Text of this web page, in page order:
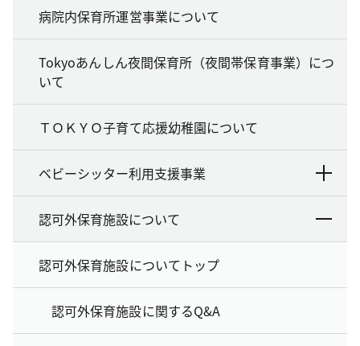
病院内保育所運営事業について
Tokyoあんしん夜間保育所（夜間帯保育事業）につ
いて
ＴＯＫＹＯ子育て応援幼稚園について
ベビーシッター利用支援事業
認可外保育施設について
認可外保育施設についてトップ
認可外保育施設に関するQ&A